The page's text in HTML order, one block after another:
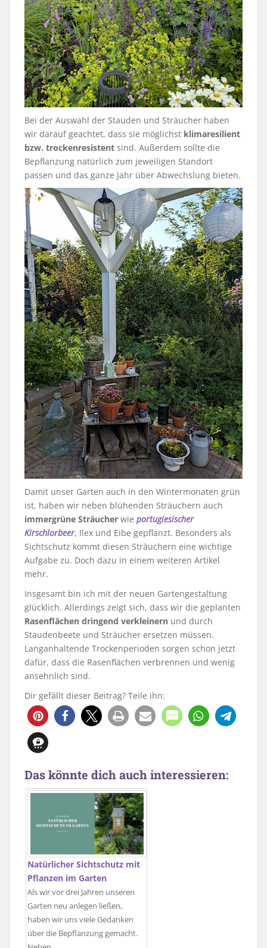
Bei der Auswahl der Stauden und Sträucher haben
wir darauf geachtet, dass sie möglichst klimaresilient
bzw. trockenresistent sind. Außerdem sollte die
Bepflanzung natürlich zum jeweiligen Standort
passen und das ganze Jahr über Abwechslung bieten.
Damit unser Garten auch in den Wintermonaten grün
ist, haben wir neben blühenden Sträuchern auch
immergrüne Sträucher wie portugiesischer
Kirschlorbeer, Ilex und Eibe gepflanzt. Besonders als
Sichtschutz kommt diesen Sträuchern eine wichtige
Aufgabe zu. Doch dazu in einem weiteren Artikel
mehr.
Insgesamt bin ich mit der neuen Gartengestaltung
glücklich. Allerdings zeigt sich, dass wir die geplanten
Rasenflächen dringend verkleinern und durch
Staudenbeete und Sträucher ersetzen müssen.
Langanhaltende Trockenperioden sorgen schon jetzt
dafür, dass die Rasenflächen verbrennen und wenig
ansehnlich sind.
Dir gefällt dieser Beitrag? Teile ihn:
48
Das könnte dich auch interessieren:
Natürlicher Sichtschutz mit
Pflanzen im Garten
Als wir vor drei Jahren unseren
Garten neu anlegen ließen,
haben wir uns viele Gedanken
über die Bepflanzung gemacht.